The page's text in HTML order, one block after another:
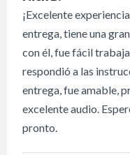
¡Excelente
entrega, tiene una
con él, fue fácil
respondió a las
entrega, fue amable,
excelente audio.
pronto.